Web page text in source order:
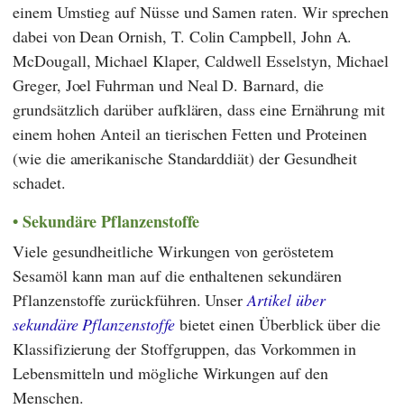
einem Umstieg auf Nüsse und Samen raten. Wir sprechen
dabei vonDean Ornish, T. Colin Campbell, John A.
McDougall,Michael Klaper, Caldwell Esselstyn, Michael
Greger, Joel Fuhrmanund Neal D. Barnard, die
grundsätzlich darüber aufklären, dass eine Ernährung mit
einem hohen Anteil an tierischen Fetten und Proteinen
(wie die amerikanische Standarddiät) der Gesundheit
schadet.
Sekundäre Pflanzenstoffe
Viele gesundheitliche Wirkungen von geröstetem
Sesamöl kann man auf die enthaltenen sekundären
Pflanzenstoffe zurückführen. UnserArtikel über
sekundäre Pflanzenstoffebietet einen Überblick über die
Klassifizierung der Stoffgruppen, das Vorkommen in
Lebensmitteln und mögliche Wirkungen auf den
Menschen.